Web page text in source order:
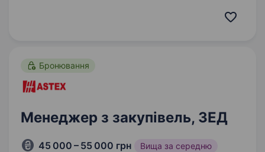
з людей. Саме тому ми шукаємо людину, яка
Бронювання
Менеджер з закупівель, ЗЕД
45 000 – 55 000 грн Вища за середню